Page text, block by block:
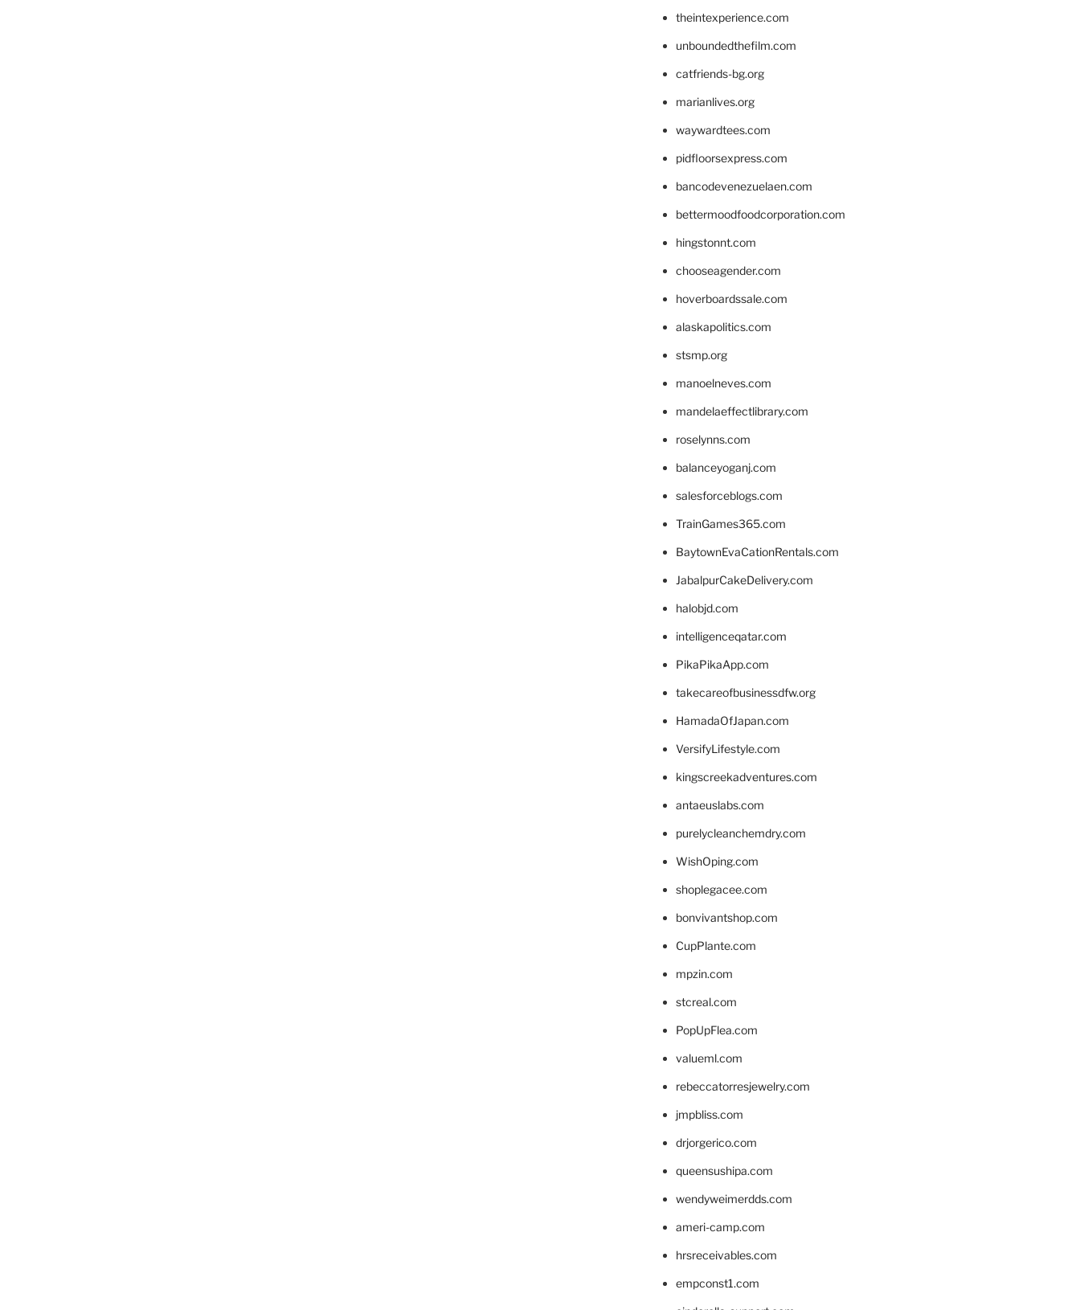
theintexperience.com
unboundedthefilm.com
catfriends-bg.org
marianlives.org
waywardtees.com
pidfloorsexpress.com
bancodevenezuelaen.com
bettermoodfoodcorporation.com
hingstonnt.com
chooseagender.com
hoverboardssale.com
alaskapolitics.com
stsmp.org
manoelneves.com
mandelaeffectlibrary.com
roselynns.com
balanceyoganj.com
salesforceblogs.com
TrainGames365.com
BaytownEvaCationRentals.com
JabalpurCakeDelivery.com
halobjd.com
intelligenceqatar.com
PikaPikaApp.com
takecareofbusinessdfw.org
HamadaOfJapan.com
VersifyLifestyle.com
kingscreekadventures.com
antaeuslabs.com
purelycleanchemdry.com
WishOping.com
shoplegacee.com
bonvivantshop.com
CupPlante.com
mpzin.com
stcreal.com
PopUpFlea.com
valueml.com
rebeccatorresjewelry.com
jmpbliss.com
drjorgerico.com
queensushipa.com
wendyweimerdds.com
ameri-camp.com
hrsreceivables.com
empconst1.com